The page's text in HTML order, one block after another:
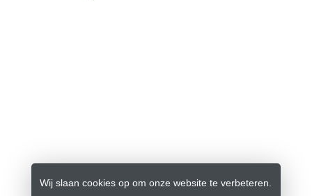
Wij slaan cookies op om onze website te verbeteren.